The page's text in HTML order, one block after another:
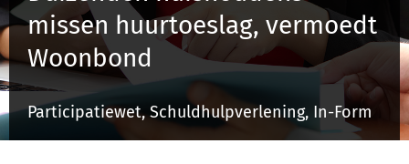
Inloggen
Registreren
missen huurtoeslag, vermoedt
Woonbond
Participatiewet, Schuldhulpverlening, In-Form